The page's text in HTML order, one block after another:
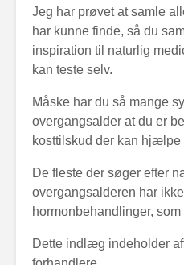
Jeg har prøvet at samle
har kunne finde, så du
inspiration til naturlig
kan teste selv.
Måske har du så mange
overgangsalder at du er
kosttilskud der kan hjælpe
De fleste der søger efter
overgangsalderen har ikke
hormonbehandlinger,
Dette indlæg indeholder